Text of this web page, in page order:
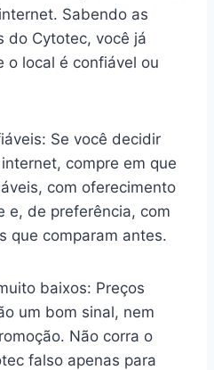
Sabendo as
do Cytotec, você já
o local é confiável ou
Se você decidir
compre em que
com oferecimento
e, de preferência, com
que comparam antes.
baixos: Preços
um bom sinal, nem
Não corra o
falso apenas para